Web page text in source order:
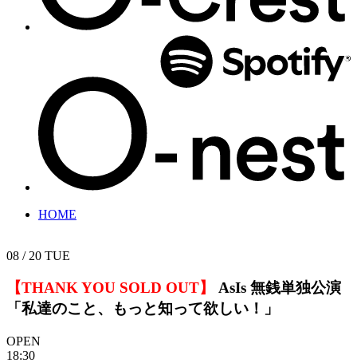
HOME
08 / 20 TUE
【THANK YOU SOLD OUT】
AsIs 無銭単独公演
「私達のこと、もっと知って欲しい！」
OPEN
18:30